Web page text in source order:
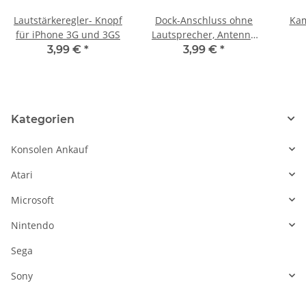
Lautstärkeregler- Knopf
für iPhone 3G und 3GS
3,99 € *
Dock-Anschluss ohne
Lautsprecher, Antenne
oder Mikrofon für
3,99 € *
Kategorien
Konsolen Ankauf
Atari
Microsoft
Nintendo
Sega
Sony